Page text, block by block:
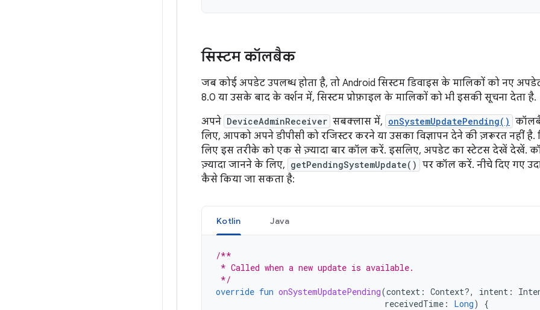
सिस्टम कॉलबैक
जब कोई अपडेट उपलब्ध होता है, तो Android सिस्टम डिवाइस के मालिकों को नए
8.0 या उसके बाद के वर्शन में, सिस्टम प्रोफ़ाइल के मालिकों को भी इसकी सूचना देता है.
अपने DeviceAdminReceiver सबक्लास में, onSystemUpdatePending()
लिए, आपको अपने डीपीसी को रजिस्टर करने या उसका विज्ञापन देने की ज़रूरत नहीं
लिए इस तरीके को एक से ज़्यादा बार कॉल करें. इसलिए, अपडेट का स्टेटस देखें देखें.
ज़्यादा जानने के लिए, getPendingSystemUpdate() पर कॉल करें. नीचे दिए गए
कैसे किया जा सकता है:
Kotlin Java
/**
* Called when a new update is available.
*/
override fun onSystemUpdatePending(context : Context?, intent :
receivedTime : Long) {